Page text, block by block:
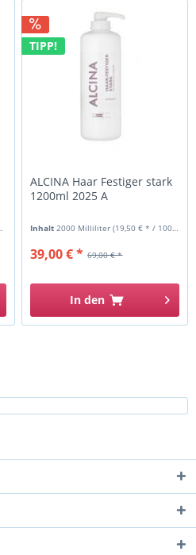
TIPP!
ALCINA Haar Festiger stark
1200ml 2025 A
Inhalt2000 Milliliter(19,50 € * / 1000 Milliliter)
69,00 € *
39,00 € *
In den